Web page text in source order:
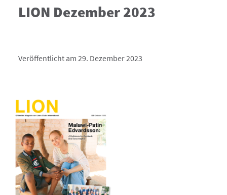
LION Dezember 2023
Veröffentlicht am 29. Dezember 2023